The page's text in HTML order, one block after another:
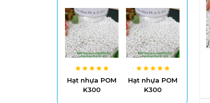
Hạt nhựa POM
K300
Hạt nhựa POM
K300